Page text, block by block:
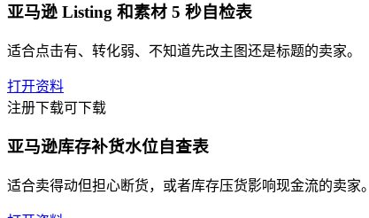
亚马逊 Listing 和素材 5 秒自检表
适合点击有、转化弱、不知道先改主图还是标题的卖家。
打开资料
注册下载可下载
亚马逊库存补货水位自查表
适合卖得动但担心断货，或者库存压货影响现金流的卖家。